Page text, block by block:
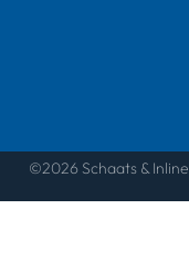
©2026 Schaats &